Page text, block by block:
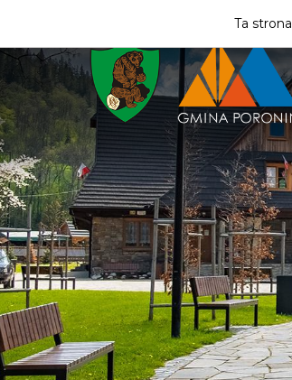
| MIESZKANIEC
Ta